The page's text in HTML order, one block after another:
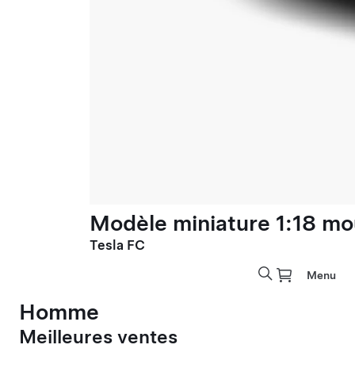
Modèle miniature 1:18
Tesla FC
Menu
Homme
Meilleures ventes